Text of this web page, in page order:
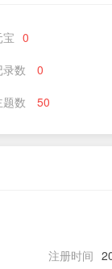
宝 0
录数 0
题数 50
注册时间